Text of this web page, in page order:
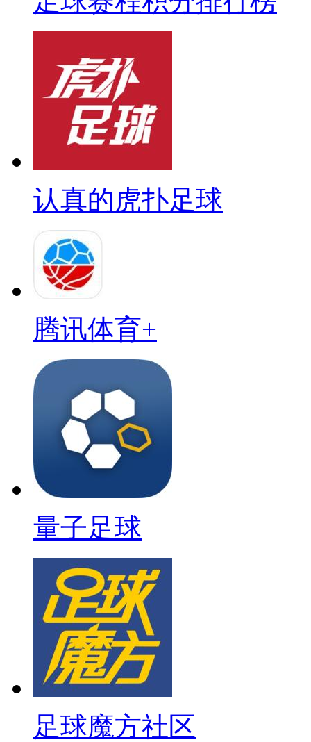
认真的虎扑足球
腾讯体育+
量子足球
足球魔方社区